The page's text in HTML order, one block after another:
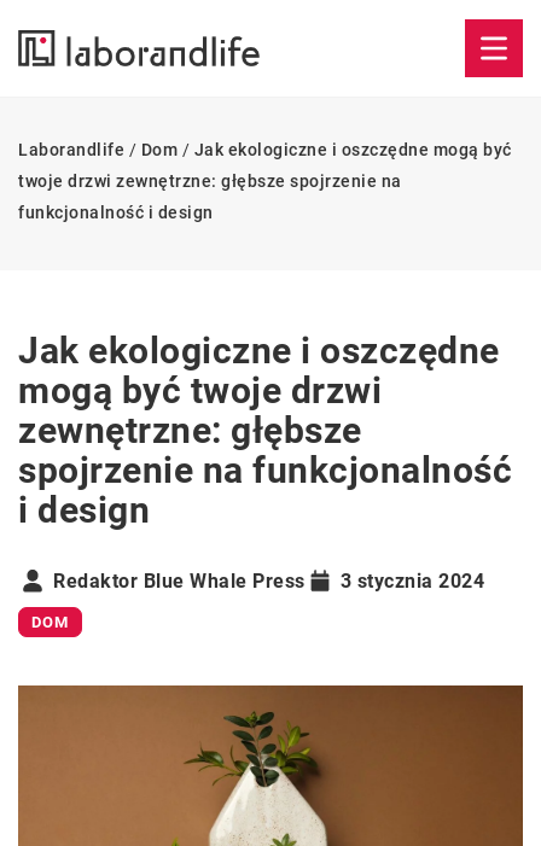
Laborandlife / Dom / Jak ekologiczne i oszczędne mogą być
twoje drzwi zewnętrzne: głębsze spojrzenie na
funkcjonalność i design
Jak ekologiczne i oszczędne
mogą być twoje drzwi
zewnętrzne: głębsze
spojrzenie na funkcjonalność
i design
Redaktor Blue Whale Press 3 stycznia 2024
DOM